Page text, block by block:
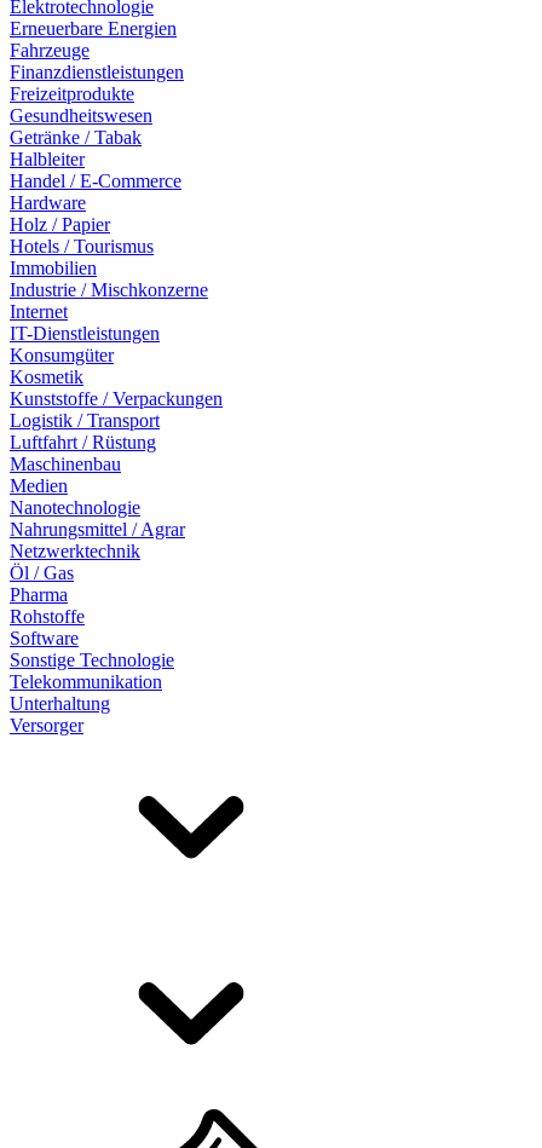
Elektrotechnologie
Erneuerbare Energien
Fahrzeuge
Finanzdienstleistungen
Freizeitprodukte
Gesundheitswesen
Getränke / Tabak
Halbleiter
Handel / E-Commerce
Hardware
Holz / Papier
Hotels / Tourismus
Immobilien
Industrie / Mischkonzerne
Internet
IT-Dienstleistungen
Konsumgüter
Kosmetik
Kunststoffe / Verpackungen
Logistik / Transport
Luftfahrt / Rüstung
Maschinenbau
Medien
Nanotechnologie
Nahrungsmittel / Agrar
Netzwerktechnik
Öl / Gas
Pharma
Rohstoffe
Software
Sonstige Technologie
Telekommunikation
Unterhaltung
Versorger